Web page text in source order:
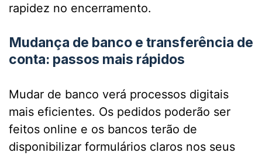
rapidez no encerramento.
Mudança de banco e transferência de
conta: passos mais rápidos
Mudar de banco verá processos digitais
mais eficientes. Os pedidos poderão ser
feitos online e os bancos terão de
disponibilizar formulários claros nos seus